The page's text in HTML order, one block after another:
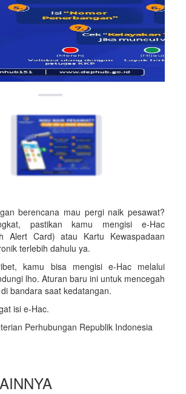
berencana mau pergi naik pesawat?
pastikan kamu mengisi e-Hac
Alert Card) atau Kartu Kewaspadaan
terlebih dahulu ya.
kamu bisa mengisi e-Hac melalui
lho. Aturan baru ini untuk mencegah
bandara saat kedatangan.
isi e-Hac.
Perhubungan Republik Indonesia